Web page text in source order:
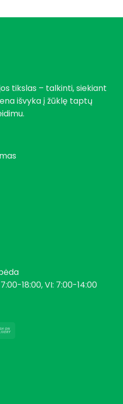
tikslas – talkinti, siekiant
išvyka į žūklę taptų
18:00, VI: 7:00-14:00